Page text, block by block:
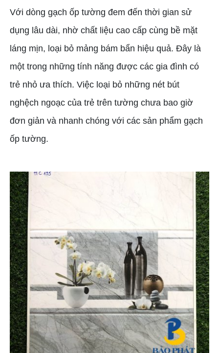
Với dòng gạch ốp tường đem đến thời gian sử
dụng lâu dài, nhờ chất liệu cao cấp cùng bề mặt
láng mịn, loại bỏ mảng bám bẩn hiệu quả. Đây là
một trong những tính năng được các gia đình có
trẻ nhỏ ưa thích. Việc loại bỏ những nét bút
nghệch ngoạc của trẻ trên tường chưa bao giờ
đơn giản và nhanh chóng với các sản phẩm gạch
ốp tường.